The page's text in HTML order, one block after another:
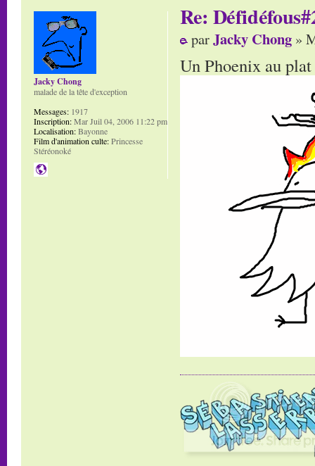
Re:
parJacky Chong »
Un Phoenix au
Jacky Chong
malade de la tête d'exception
Messages: 1917
Inscription:Mar Juil 04, 2006 11:22 pm
Localisation:Bayonne
Film d'animation culte:Princesse
Stéréonoké